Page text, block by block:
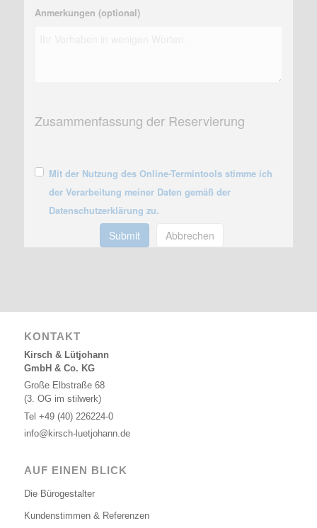
Anmerkungen (optional)
Zusammenfassung der Reservierung
Mit der Nutzung des Online-Termintools stimme ich
der Verarbeitung meiner Daten gemäß der
Datenschutzerklärung zu.
Submit Abbrechen
KONTAKT
Kirsch & Lütjohann
GmbH & Co. KG
Große Elbstraße 68
(3. OG im stilwerk)
Tel +49 (40) 226224-0
info@kirsch-luetjohann.de
AUF EINEN BLICK
Die Bürogestalter
Kundenstimmen & Referenzen